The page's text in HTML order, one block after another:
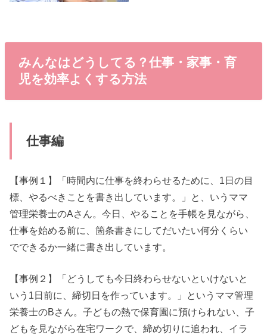
みんなはどうしてる？仕事・家事・育
児を効率よくする方法
仕事編
【事例１】「時間内に仕事を終わらせるために、1日の目
標、やるべきことを書き出しています。」と、いうママ
管理栄養士のAさん。今日、やることを手帳を見ながら、
仕事を始める前に、箇条書きにしてだいたい何分くらい
でできるか一緒に書き出しています。
【事例２】「どうしても今日終わらせないといけないと
いう1日前に、締切日を作っています。」というママ管理
栄養士のBさん。子どもの熱で保育園に預けられない、子
どもを見ながら在宅ワークで、締め切りに追われ、イラ